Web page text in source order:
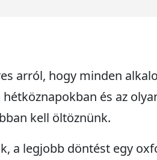
arról, hogy minden
és az
kell öltöznünk.
a legjobb döntést egy